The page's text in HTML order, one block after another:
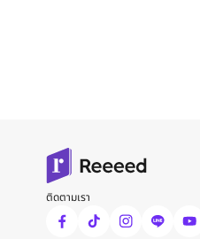
ติดตามเรา